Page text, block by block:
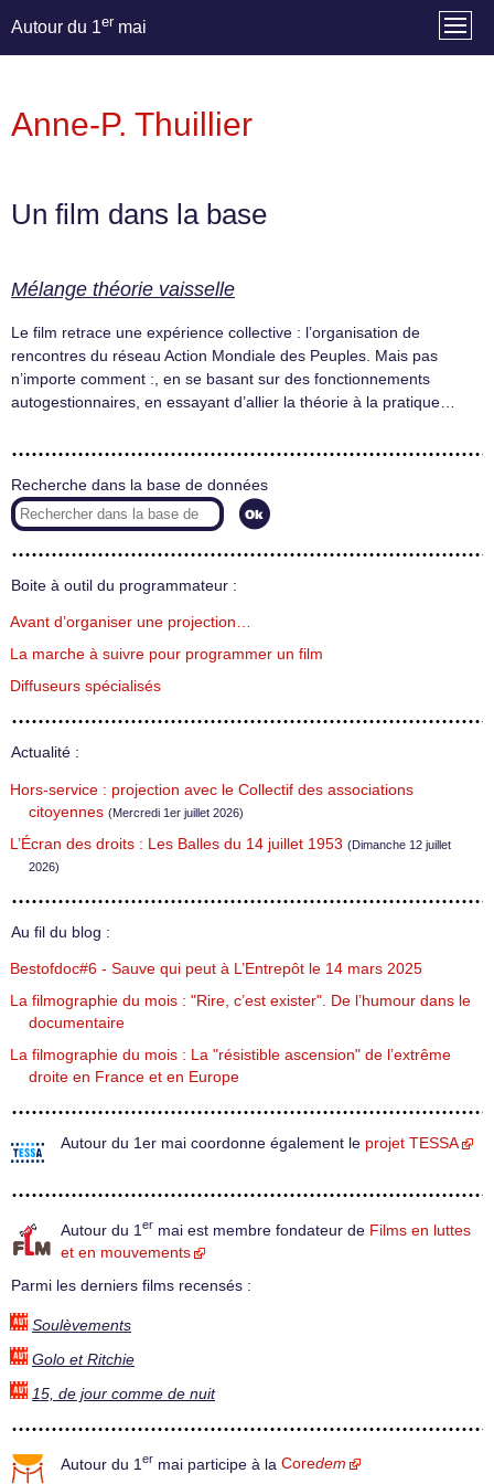
Autour du 1er mai
Anne-P. Thuillier
Un film dans la base
Mélange théorie vaisselle
Le film retrace une expérience collective : l’organisation de
rencontres du réseau Action Mondiale des Peuples. Mais pas
n’importe comment :, en se basant sur des fonctionnements
autogestionnaires, en essayant d’allier la théorie à la pratique…
Recherche dans la base de données
Boite à outil du programmateur :
Avant d’organiser une projection…
La marche à suivre pour programmer un film
Diffuseurs spécialisés
Actualité :
Hors-service : projection avec le Collectif des associations
citoyennes (Mercredi 1er juillet 2026)
L’Écran des droits : Les Balles du 14 juillet 1953 (Dimanche 12 juillet
2026)
Au fil du blog :
Bestofdoc#6 - Sauve qui peut à L’Entrepôt le 14 mars 2025
La filmographie du mois : "Rire, c’est exister". De l’humour dans le
documentaire
La filmographie du mois : La "résistible ascension" de l’extrême
droite en France et en Europe
Autour du 1er mai coordonne également le projet TESSA
Autour du 1 er mai est membre fondateur de Films en luttes
et en mouvements
Parmi les derniers films recensés :
Soulèvements
Golo et Ritchie
15, de jour comme de nuit
Autour du 1 er mai participe à la Coredem